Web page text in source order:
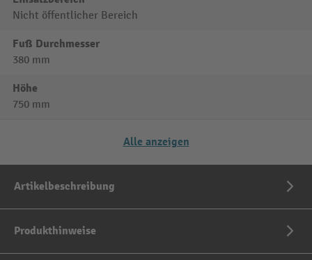
Nicht öffentlicher Bereich
Fuß Durchmesser
380 mm
Höhe
750 mm
Alle anzeigen
Artikelbeschreibung
Produkthinweise